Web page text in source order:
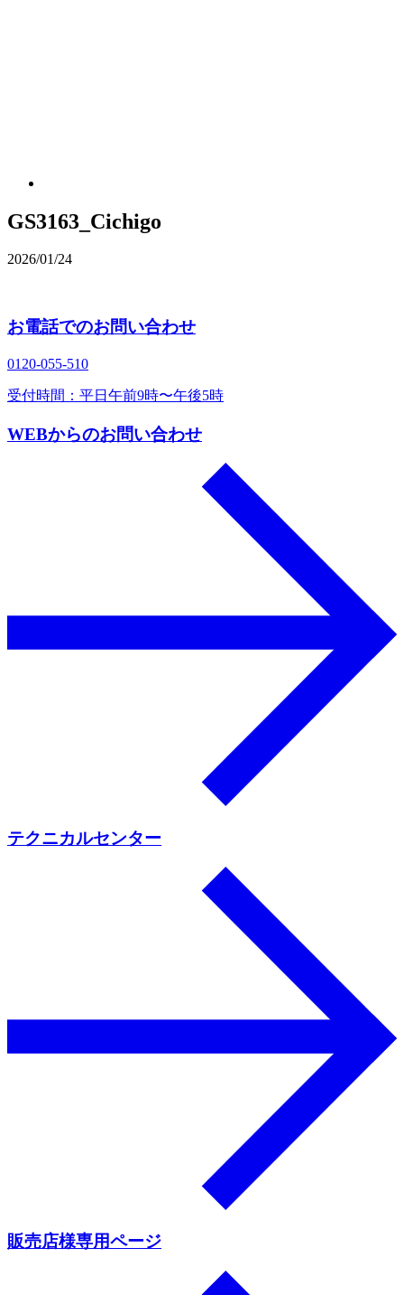
GS3163_Cichigo
2026/01/24
お電話でのお問い合わせ
0120‐055‐510
受付時間：平日午前9時〜午後5時
WEBからのお問い合わせ
テクニカルセンター
販売店様専用ページ